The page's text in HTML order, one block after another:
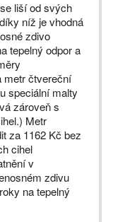
liší od svých
níž je vhodná
zdivo
tepelný odpor a
metr čtvereční
speciální malty
zároveň s
Metr
za 1162 Kč bez
cihel
v
zdivu
na tepelný